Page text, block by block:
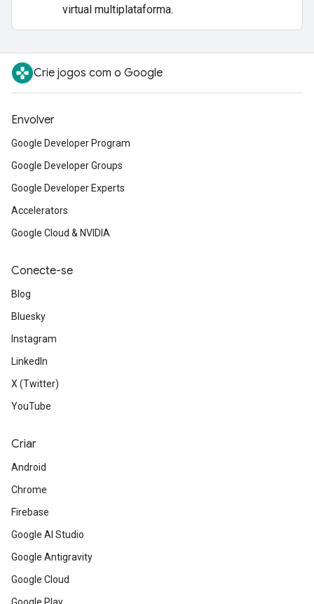
virtual multiplataforma.
Crie jogos com o Google
Envolver
Google Developer Program
Google Developer Groups
Google Developer Experts
Accelerators
Google Cloud & NVIDIA
Conecte-se
Blog
Bluesky
Instagram
LinkedIn
X (Twitter)
YouTube
Criar
Android
Chrome
Firebase
Google AI Studio
Google Antigravity
Google Cloud